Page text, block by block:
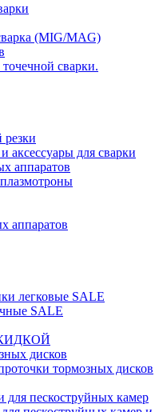
(MIG/MAG)
сварки.
аксессуары для сварки
аппаратов
аппаратов
легковые SALE
SALE
дисков
тормозных дисков
для пескоструйных камер